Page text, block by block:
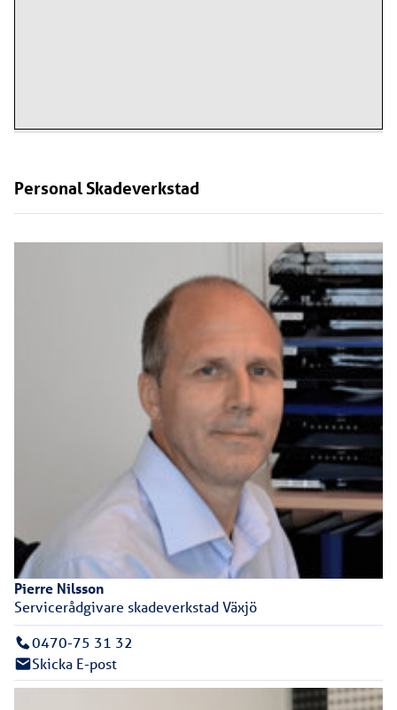
PersonalSkadeverkstad
Pierre Nilsson
Servicerådgivare skadeverkstad Växjö
0470-75 31 32
Skicka E-post